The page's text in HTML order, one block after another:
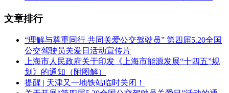
文章排行
“理解与尊重同行 共同关爱公交驾驶员” 第四届5.20全国
公交驾驶员关爱日活动宣传片
上海市人民政府关于印发《上海市能源发展“十四五”规
划》的通知（附图解）
提醒 | 天津又一地铁站临时关闭！